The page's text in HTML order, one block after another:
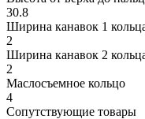
30.8
Ширина канавок 1
2
Ширина канавок 2
2
Маслосъемное кольцо
4
Сопутствующие товары